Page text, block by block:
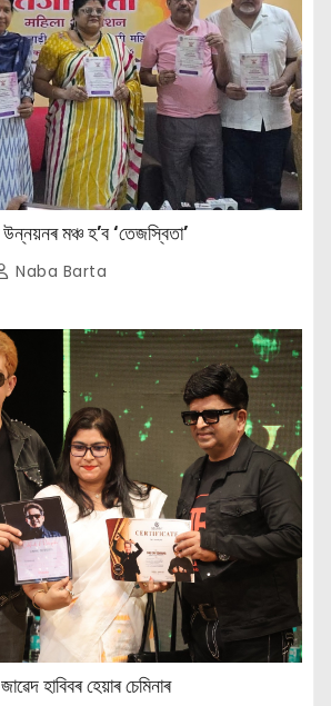
মঞ্চ হ’ব ‘তেজস্বিতা’
Naba Barta
হাবিবৰ হেয়াৰ চেমিনাৰ